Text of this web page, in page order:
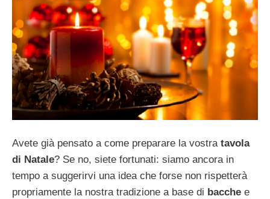
Avete già pensato a come preparare la vostra tavola
di Natale? Se no, siete fortunati: siamo ancora in
tempo a suggerirvi una idea che forse non rispetterà
propriamente la nostra tradizione a base di bacche e